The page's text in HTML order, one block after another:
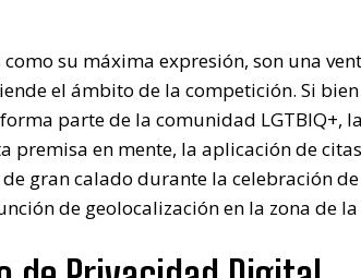
su máxima expresión, son una
el ámbito de la competición. Si
parte de la comunidad LGTBIQ+,
premisa en mente, la aplicación de citas
gran calado durante la celebración de
de geolocalización en la zona de